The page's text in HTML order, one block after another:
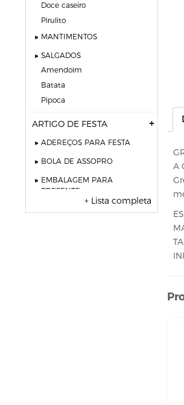
A
doce caseiro
pirulito
MANTIMENTOS
SALGADOS
amendoim
batata
pipoca
ARTIGO DE FESTA
ADEREÇOS PARA FESTA
BOLA DE ASSOPRO
EMBALAGEM PARA
PRESENTE
+ Lista completa